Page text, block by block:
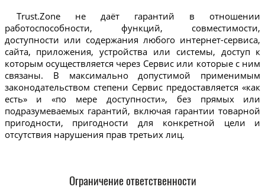
Trust.Zone не даёт гарантий в отношении
работоспособности, функций, совместимости,
доступности или содержания любого интернет-сервиса,
сайта, приложения, устройства или системы, доступ к
которым осуществляется через Сервис или которые с ним
связаны. В максимально допустимой применимым
законодательством степени Сервис предоставляется «как
есть» и «по мере доступности», без прямых или
подразумеваемых гарантий, включая гарантии товарной
пригодности, пригодности для конкретной цели и
отсутствия нарушения прав третьих лиц.
Ограничение ответственности